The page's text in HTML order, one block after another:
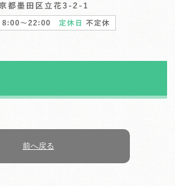
前へ戻る